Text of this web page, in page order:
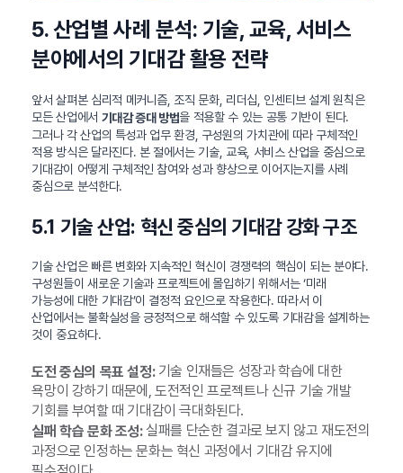
5. 산업별 사례 분석: 기술, 교육, 서비스
분야에서의 기대감 활용 전략
앞서 살펴본 심리적 메커니즘, 조직 문화, 리더십, 인센티브 설계 원칙은
모든 산업에서 기대감 증대 방법을 적용할 수 있는 공통 기반이 된다.
그러나 각 산업의 특성과 업무 환경, 구성원의 가치관에 따라 구체적인
적용 방식은 달라진다. 본 절에서는 기술, 교육, 서비스 산업을 중심으로
기대감이 어떻게 구체적인 참여와 성과 향상으로 이어지는지를 사례
중심으로 분석한다.
5.1 기술 산업: 혁신 중심의 기대감 강화 구조
기술 산업은 빠른 변화와 지속적인 혁신이 경쟁력의 핵심이 되는 분야다.
구성원들이 새로운 기술과 프로젝트에 몰입하기 위해서는 ‘미래
가능성에 대한 기대감’이 결정적 요인으로 작용한다. 따라서 이
산업에서는 불확실성을 긍정적으로 해석할 수 있도록 기대감을 설계하는
것이 중요하다.
도전 중심의 목표 설정:기술 인재들은 성장과 학습에 대한
욕망이 강하기 때문에, 도전적인 프로젝트나 신규 기술 개발
기회를 부여할 때 기대감이 극대화된다.
실패 학습 문화 조성:실패를 단순한 결과로 보지 않고 재도전의
과정으로 인정하는 문화는 혁신 과정에서 기대감 유지에